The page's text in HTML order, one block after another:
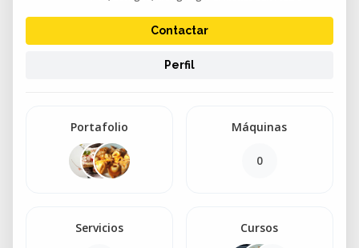
Contactar
Perfil
Portafolio Máquinas
0
Servicios Cursos